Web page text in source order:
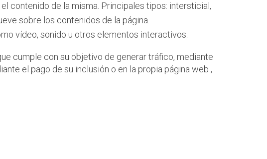
contenido de la misma. Principales tipos: intersticial,
sobre los contenidos de la página.
vídeo, sonido u otros elementos interactivos.
cumple con su objetivo de generar tráfico, mediante
el pago de su inclusión o en la propia página web ,